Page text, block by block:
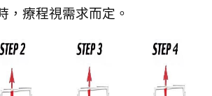
，療程視需求而定。